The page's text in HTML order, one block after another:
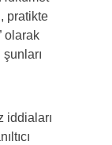
pratikte
olarak
iddiaları